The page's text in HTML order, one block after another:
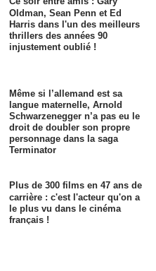
Oldman, Sean Penn et Ed
Harris dans l'un des meilleurs
thrillers des années 90
injustement oublié !
Même si l’allemand est sa
langue maternelle, Arnold
Schwarzenegger n’a pas eu le
droit de doubler son propre
personnage dans la saga
Terminator
Plus de 300 films en 47 ans de
carrière : c'est l'acteur qu'on a
le plus vu dans le cinéma
français !